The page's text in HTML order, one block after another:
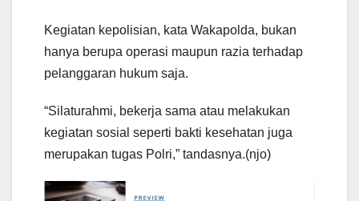
Kegiatan kepolisian, kata Wakapolda, bukan
hanya berupa operasi maupun razia terhadap
pelanggaran hukum saja.
“Silaturahmi, bekerja sama atau melakukan
kegiatan sosial seperti bakti kesehatan juga
merupakan tugas Polri,” tandasnya.(njo)